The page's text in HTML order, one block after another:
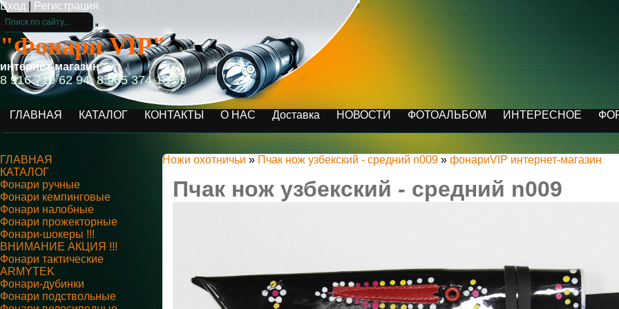
Вход Регистрация
"Фонари VIP"
интернет-магазин
8 916 710 62 94, 8 965 374 16 59
ГЛАВНАЯ КАТАЛОГ КОНТАКТЫ О НАС Доставка НОВОСТИ ФОТОАЛЬБОМ ИНТЕРЕСНОЕ
ГЛАВНАЯ
КАТАЛОГ
Фонари ручные
Фонари кемпинговые
Фонари налобные
Фонари прожекторные
Фонари-шокеры !!!
ВНИМАНИЕ АКЦИЯ !!!
Фонари тактические
ARMYTEK
Фонари-дубинки
Фонари подствольные
Ножи охотничьи » Пчак нож узбекский - средний n009 » фонариVIP интернет-магазин
Пчак нож узбекский - средний n009